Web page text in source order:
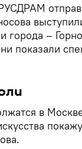
города –
показали
в